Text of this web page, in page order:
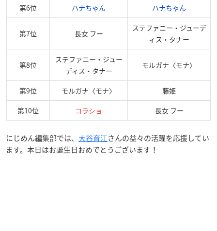
第6位 ハナちゃん ハナちゃん
第7位 長女 フー
ステファニー・ジューデ
ィス・タナー
第8位
ステファニー・ジュー
ディス・タナー
モルガナ〈モナ〉
第9位 モルガナ〈モナ〉 藤姫
第10位 コラショ 長女 フー
にじめん編集部では、 大谷育江さんの益々の活躍を応援してい
ます。本日はお誕生日おめでとうございます！